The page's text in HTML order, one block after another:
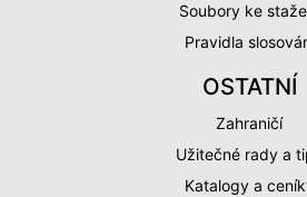
Soubory ke
Pravidla
OSTATNÍ
Zahraničí
Užitečné rady a
Katalogy a